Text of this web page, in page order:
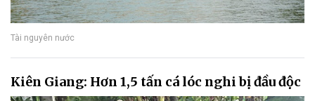
Tài nguyên nước
Kiên Giang: Hơn 1,5 tấn cá lóc nghi bị đầu độc